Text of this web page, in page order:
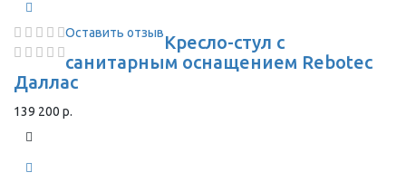
Оставить отзывКресло-стул с
санитарным оснащением Rebotec
Даллас
139 200 р.